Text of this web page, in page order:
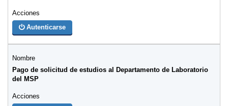
Autenticarse
Pago de solicitud de estudios al Departamento de Laboratorio
del MSP